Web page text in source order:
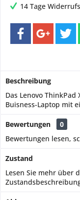
14 Tage
Beschreibung
Das Lenovo
Buisness-Laptop mit
Bewertungen
0
Bewertungen lesen,
Zustand
Lesen Sie mehr über